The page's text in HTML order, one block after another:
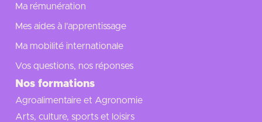
Ma rémunération
Mes aides à l'apprentissage
Ma mobilité internationale
Vos questions, nos réponses
Nos formations
Agroalimentaire et Agronomie
Arts, culture, sports et loisirs